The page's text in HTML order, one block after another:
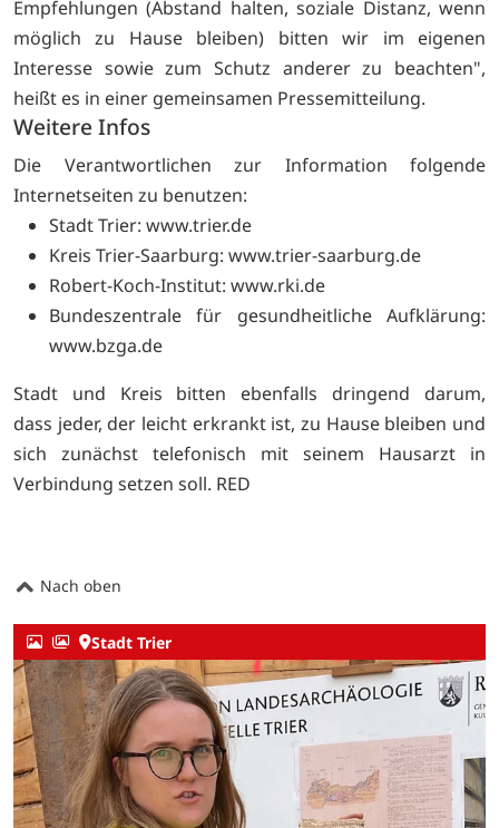
Empfehlungen (Abstand halten, soziale Distanz, wenn
möglich zu Hause bleiben) bitten wir im eigenen
Interesse sowie zum Schutz anderer zu beachten",
heißt es in einer gemeinsamen Pressemitteilung.
Weitere Infos
Die Verantwortlichen zur Information folgende
Internetseiten zu benutzen:
Stadt Trier: www.trier.de
Kreis Trier-Saarburg: www.trier-saarburg.de
Robert-Koch-Institut: www.rki.de
Bundeszentrale für gesundheitliche Aufklärung:
www.bzga.de
Stadt und Kreis bitten ebenfalls dringend darum,
dass jeder, der leicht erkrankt ist, zu Hause bleiben und
sich zunächst telefonisch mit seinem Hausarzt in
Verbindung setzen soll. RED
Nach oben
Stadt Trier